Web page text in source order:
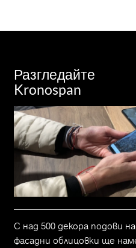
Разгледайте
Kronospan
С над 500 декора подови
фасадни облицовки ще